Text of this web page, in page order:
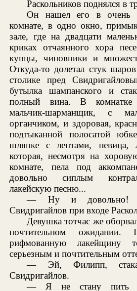
Раскольников поднялся в
Он нашел его в очень
комнате, в одно окно,
зале, где на двадцати
криках отчаянного хора
купцы, чиновники и
Откуда-то долетал стук
столике пред
бутылка шампанского и
полный вина. В комнатке
мальчик-шарманщик, с
органчиком, и здоровая,
подтыканной полосатой
шляпке с лентами, певица,
которая, несмотря на
комнате, пела под
довольно сиплым
лакейскую песню...
— Ну и довольно!
Свидригайлов при входе
Девушка тотчас же
почтительном
рифмованную лакейщину
серьезным и почтительным
— Эй, Филипп,
Свидригайлов.
— Я не стану пить